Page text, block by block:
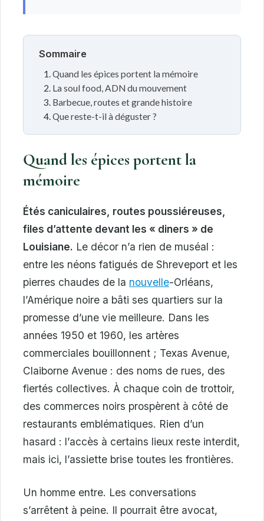
Sommaire
Quand les épices portent la mémoire
La soul food, ADN du mouvement
Barbecue, routes et grande histoire
Que reste-t-il à déguster ?
Quand les épices portent la
mémoire
Étés caniculaires, routes poussiéreuses,
files d’attente devant les « diners » de
Louisiane. Le décor n’a rien de muséal :
entre les néons fatigués de Shreveport et les
pierres chaudes de la nouvelle-Orléans,
l’Amérique noire a bâti ses quartiers sur la
promesse d’une vie meilleure. Dans les
années 1950 et 1960, les artères
commerciales bouillonnent ; Texas Avenue,
Claiborne Avenue : des noms de rues, des
fiertés collectives. À chaque coin de trottoir,
des commerces noirs prospèrent à côté de
restaurants emblématiques. Rien d’un
hasard : l’accès à certains lieux reste interdit,
mais ici, l’assiette brise toutes les frontières.
Un homme entre. Les conversations
s’arrêtent à peine. Il pourrait être avocat,